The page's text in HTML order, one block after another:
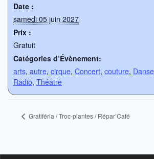
Date :
samedi 05 juin 2027
Prix :
Gratuit
Catégories d’Évènement:
arts, autre, cirque, Concert, couture, Danse
Radio, Théatre
Gratiféria / Troc-plantes / Répar’Café